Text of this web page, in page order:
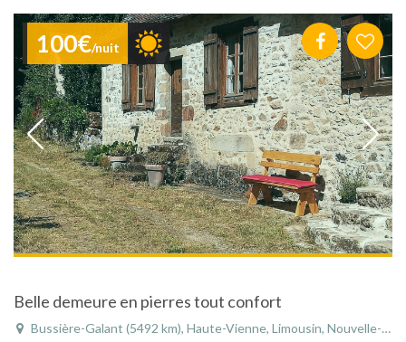
100€/nuit
Belle demeure en pierres tout confort
Bussière-Galant (5492 km), Haute-Vienne, Limousin, Nouvelle-Aquitaine, France